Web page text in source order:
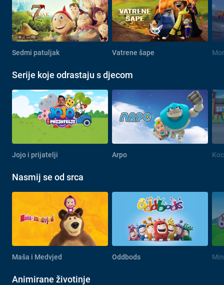
Sedmi patuljak Vatrene šape
Serije koje odrastaju s djecom
Jojo i prijatelji Arpo
Nasmij se od srca
Maša i Medvjed Oddbods
Animirane životinje